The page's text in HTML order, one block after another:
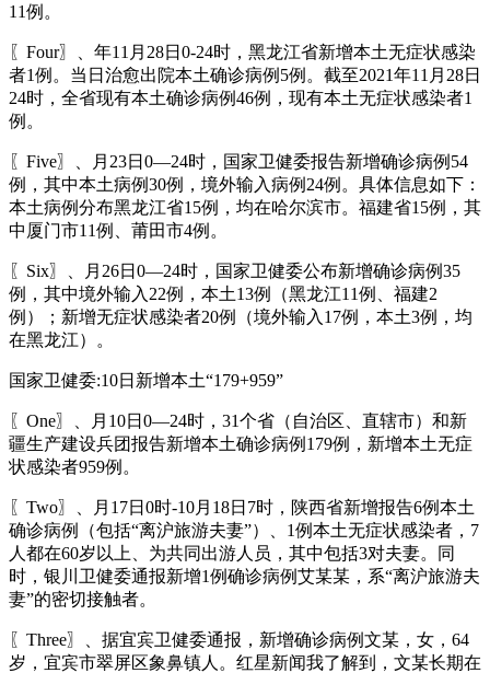
11例。
〖Four〗、年11月28日0-24时，黑龙江省新增本土无症状感染
者1例。当日治愈出院本土确诊病例5例。截至2021年11月28日
24时，全省现有本土确诊病例46例，现有本土无症状感染者1
例。
〖Five〗、月23日0—24时，国家卫健委报告新增确诊病例54
例，其中本土病例30例，境外输入病例24例。具体信息如下：
本土病例分布黑龙江省15例，均在哈尔滨市。福建省15例，其
中厦门市11例、莆田市4例。
〖Six〗、月26日0—24时，国家卫健委公布新增确诊病例35
例，其中境外输入22例，本土13例（黑龙江11例、福建2
例）；新增无症状感染者20例（境外输入17例，本土3例，均
在黑龙江）。
国家卫健委:10日新增本土“179+959”
〖One〗、月10日0—24时，31个省（自治区、直辖市）和新
疆生产建设兵团报告新增本土确诊病例179例，新增本土无症
状感染者959例。
〖Two〗、月17日0时-10月18日7时，陕西省新增报告6例本土
确诊病例（包括“离沪旅游夫妻”）、1例本土无症状感染者，7
人都在60岁以上、为共同出游人员，其中包括3对夫妻。同
时，银川卫健委通报新增1例确诊病例艾某某，系“离沪旅游夫
妻”的密切接触者。
〖Three〗、据宜宾卫健委通报，新增确诊病例文某，女，64
岁，宜宾市翠屏区象鼻镇人。红星新闻我了解到，文某长期在